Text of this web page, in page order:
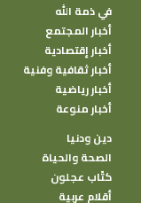
في ذمة الله
أخبار المجتمع
أخبار إقتصادية
أخبار ثقافية وفنية
أخبار رياضية
أخبار منوعة
دين ودنيا
الصحة والحياة
كتًاب عجلون
أقلام عربية